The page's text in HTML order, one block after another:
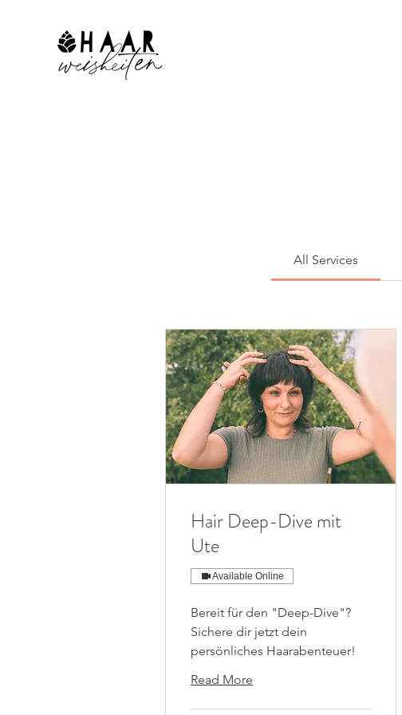
All Services
Hair Deep-Dive mit
Ute
Available Online
Bereit für den "Deep-Dive"?
Sichere dir jetzt dein
persönliches Haarabenteuer!
Read More